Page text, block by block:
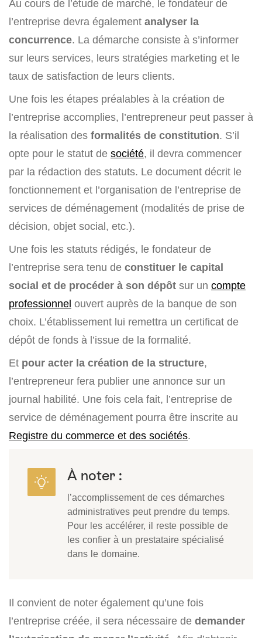
Au cours de l’étude de marché, le fondateur de
l’entreprise devra également analyser la
concurrence. La démarche consiste à s’informer
sur leurs services, leurs stratégies marketing et le
taux de satisfaction de leurs clients.
Une fois les étapes préalables à la création de
l’entreprise accomplies, l’entrepreneur peut passer à
la réalisation des formalités de constitution. S’il
opte pour le statut de société, il devra commencer
par la rédaction des statuts. Le document décrit le
fonctionnement et l’organisation de l’entreprise de
services de déménagement (modalités de prise de
décision, objet social, etc.).
Une fois les statuts rédigés, le fondateur de
l’entreprise sera tenu de constituer le capital
social et de procéder à son dépôt sur un compte
professionnel ouvert auprès de la banque de son
choix. L’établissement lui remettra un certificat de
dépôt de fonds à l’issue de la formalité.
Et pour acter la création de la structure,
l’entrepreneur fera publier une annonce sur un
journal habilité. Une fois cela fait, l’entreprise de
service de déménagement pourra être inscrite au
Registre du commerce et des sociétés.
À noter :
l’accomplissement de ces démarches
administratives peut prendre du temps.
Pour les accélérer, il reste possible de
les confier à un prestataire spécialisé
dans le domaine.
Il convient de noter également qu’une fois
l’entreprise créée, il sera nécessaire de demander